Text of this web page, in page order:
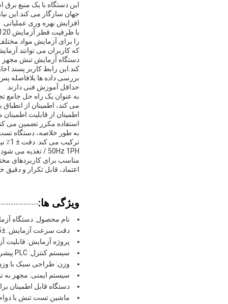
جهان سازگار می کند.این
افزایش بهره وری عملیاتی.
را برای آزمایش مواد
که کاربران می توانند
کند.این رابط کاربر پسند
حداقل آموزش فنی دارند.
به عنوان یک راه حل جامع
می کند، اطمینان از
اطمینان از قابلیت
استفاده مکرر تضمین می
به طور خلاصه، دستگاه
مناسب برای کاربردهای
اعتماد، قابل تکرار و
ویژگی ها:
نام محصول: دستگاه
دقت سرعت آزمایش: ±0.5٪ برای اندازه گیری های دقیق
پروژه آزمایش: قابلیت
سیستم کنترل: PLC پیشرفته و کنترل مبتنی بر ویندوز
وزن: طراحی سبک با وزن 45
سیستم ایمنی: مجهز به
دستگاه قابل اطمینان
ماشین تست تنش با